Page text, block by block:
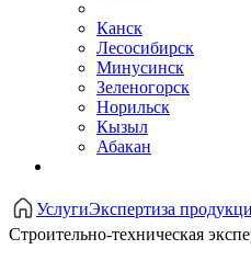
Канск
Лесосибирск
Минусинск
Зеленогорск
Норильск
Кызыл
Абакан
УслугиЭкспертиза
Строительно-техническая